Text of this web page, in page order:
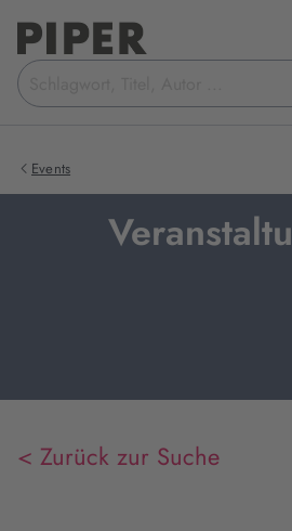
Suchbegriff
eingeben
Events
< Zurück zur Suche